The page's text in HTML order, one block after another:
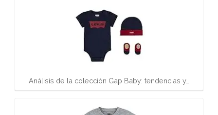
Análisis de la colección Gap Baby: tendencias y…